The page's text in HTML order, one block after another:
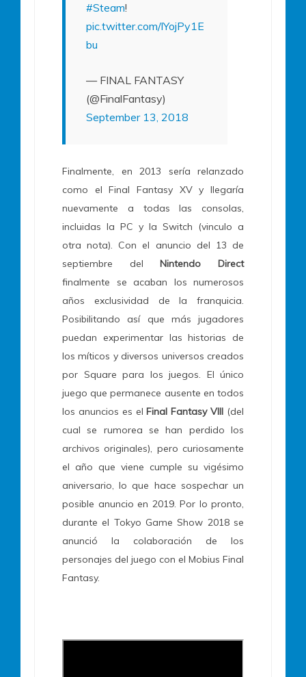
#Steam!
pic.twitter.com/lYojPy1E
bu
— FINAL FANTASY
(@FinalFantasy)
September 13, 2018
Finalmente, en 2013 sería relanzado
como el Final Fantasy XV y llegaría
nuevamente a todas las consolas,
incluidas la PC y la Switch (vinculo a
otra nota). Con el anuncio del 13 de
septiembre del Nintendo Direct
finalmente se acaban los numerosos
años exclusividad de la franquicia.
Posibilitando así que más jugadores
puedan experimentar las historias de
los míticos y diversos universos creados
por Square para los juegos. El único
juego que permanece ausente en todos
los anuncios es el Final Fantasy VIII (del
cual se rumorea se han perdido los
archivos originales), pero curiosamente
el año que viene cumple su vigésimo
aniversario, lo que hace sospechar un
posible anuncio en 2019. Por lo pronto,
durante el Tokyo Game Show 2018 se
anunció la colaboración de los
personajes del juego con el Mobius Final
Fantasy.